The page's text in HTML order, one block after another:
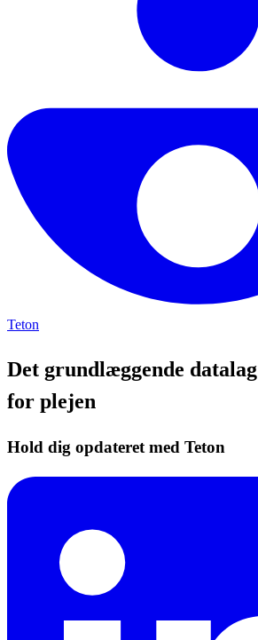
Teton
Det grundlæggende datalag
for plejen
Hold dig opdateret med Teton